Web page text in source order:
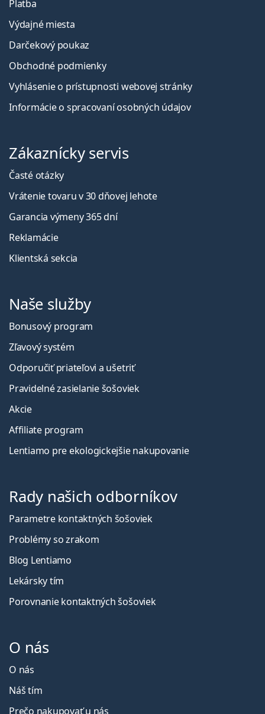
Platba
Výdajné miesta
Darčekový poukaz
Obchodné podmienky
Vyhlásenie o prístupnosti webovej stránky
Informácie o spracovaní osobných údajov
Zákaznícky servis
Časté otázky
Vrátenie tovaru v 30 dňovej lehote
Garancia výmeny 365 dní
Reklamácie
Klientská sekcia
Naše služby
Bonusový program
Zľavový systém
Odporučiť priateľovi a ušetriť
Pravidelné zasielanie šošoviek
Akcie
Affiliate program
Lentiamo pre ekologickejšie nakupovanie
Rady našich odborníkov
Parametre kontaktných šošoviek
Problémy so zrakom
Blog Lentiamo
Lekársky tím
Porovnanie kontaktných šošoviek
O nás
O nás
Náš tím
Prečo nakupovať u nás